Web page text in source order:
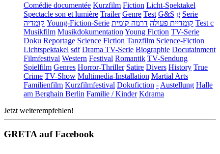
Comédie documentée Kurzfilm Fiction Licht-Spektakel
Spectacle son et lumière Trailer Genre Test G&S g Serie
קומדיה Young-Fiction-Serie קומדיית פעולה דרמה קומית
Test c
Musikfilm Musikdokumentation Young Fiction TV-Serie
Doku Reportage Science Fiction Tanzfilm Science-Fiction
Lichtspektakel sdf Drama TV-Serie Biographie Docutainment
Filmfestival Western Festival Romantik TV-Sendung
Spielfilm Genres Horror-Thriller Satire Divers History True
Crime TV-Show Multimedia-Installation Martial Arts
Familienfilm Kurzfilmfestival Dokufiction - Austellung Halle
am Berghain Berlin Familie / Kinder Kdrama
Jetzt weiterempfehlen!
GRETA auf Facebook